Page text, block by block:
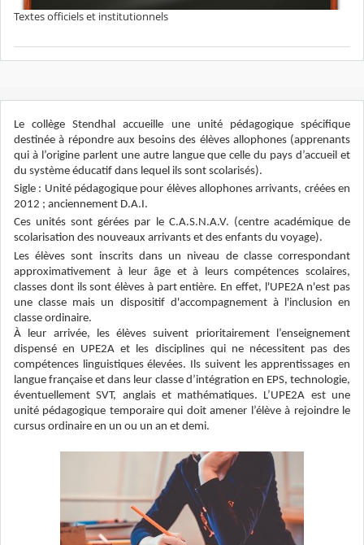
Textes officiels et institutionnels
Le collège Stendhal accueille une unité pédagogique spécifique
destinée à répondre aux besoins des élèves allophones (apprenants
qui à l’origine parlent une autre langue que celle du pays d’accueil et
du système éducatif dans lequel ils sont scolarisés).
Sigle : Unité pédagogique pour élèves allophones arrivants, créées en
2012 ; anciennement D.A.I.
Ces unités sont gérées par le C.A.S.N.A.V. (centre académique de
scolarisation des nouveaux arrivants et des enfants du voyage).
Les élèves sont inscrits dans un niveau de classe correspondant
approximativement à leur âge et à leurs compétences scolaires,
classes dont ils sont élèves à part entière. En effet, l'UPE2A n'est pas
une classe mais un dispositif d'accompagnement à l'inclusion en
classe ordinaire.
À leur arrivée, les élèves suivent prioritairement l’enseignement
dispensé en UPE2A et les disciplines qui ne nécessitent pas des
compétences linguistiques élevées. Ils suivent les apprentissages en
langue française et dans leur classe d’intégration en EPS, technologie,
éventuellement SVT, anglais et mathématiques. L’UPE2A est une
unité pédagogique temporaire qui doit amener l’élève à rejoindre le
cursus ordinaire en un ou un an et demi.